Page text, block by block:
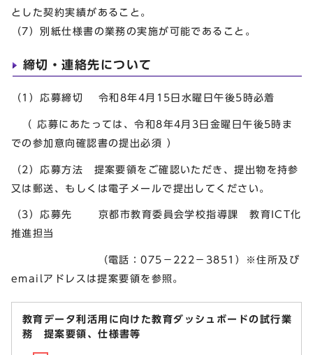
とした契約実績があること。
（7）別紙仕様書の業務の実施が可能であること。
締切・連絡先について
（1）応募締切 令和8年4月15日水曜日午後5時必着
（ 応募にあたっては、令和8年4月3日金曜日午後5時ま
での参加意向確認書の提出必須 ）
（2）応募方法 提案要領をご確認いただき、提出物を持参
又は郵送、もしくは電子メールで提出してください。
（3）応募先 京都市教育委員会学校指導課 教育ICT化
推進担当
（電話：075－222－3851）※住所及び
emailアドレスは提案要領を参照。
教育データ利活用に向けた教育ダッシュボードの試行業
務 提案要領、仕様書等